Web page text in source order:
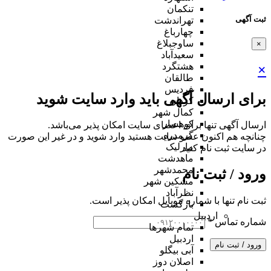
ثبت آگهی
×
×
برای ارسال آگهی باید وارد سایت شوید
ارسال آگهی تنها برای اعضای سایت امکان پذیر می‌باشد.
چنانچه هم‌ اکنون عضو سایت هستید وارد شوید و در غیر این صورت
در سایت ثبت نام کنید
ورود / ثبت نام
ثبت نام تنها با شماره موبایل امکان پذیر است.
شماره تماس*
ورود / ثبت نام
تنکمان
تهراندشت
چهارباغ
ساوجبلاغ
سعیدآباد
هشتگرد
طالقان
فردیس
کردان
کمال شهر
کوهسار
گرمدره
مارلیک
ماهدشت
محمدشهر
مشکین شهر
نظرآباد
بازگشت
اردبیل
تمام شهر‌ها
اردبیل
آبی بیگلو
اصلان دوز